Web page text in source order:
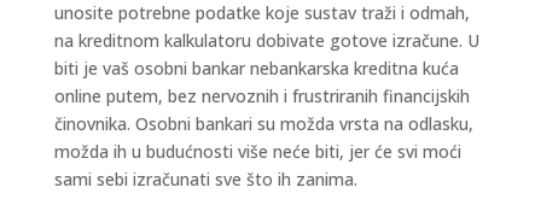
unosite potrebne podatke koje sustav traži i odmah,
na kreditnom kalkulatoru dobivate gotove izračune. U
biti je vaš osobni bankar nebankarska kreditna kuća
online putem, bez nervoznih i frustriranih financijskih
činovnika. Osobni bankari su možda vrsta na odlasku,
možda ih u budućnosti više neće biti, jer će svi moći
sami sebi izračunati sve što ih zanima.